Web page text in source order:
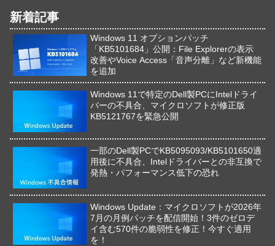
新着記事
Windows 11 オプションパッチ
「KB5101684」公開：File Explorerの表示
改善やVoice Access「音声分離」など新機能
を追加
Windows 11で特定のDell製PCにIntelドライ
バーの不具合、マイクロソフトが修正版
KB5121767を緊急公開
一部のDell製PCでKB5095093/KB5101650適
用後に不具合、Intelドライバーとの非互換で
発熱・パフォーマンス低下の恐れ
Windows Update：マイクロソフトが2026年
7月の月例パッチを配信開始！3件のゼロデ
イ含む570件の脆弱性を修正！今すぐ適用
を！